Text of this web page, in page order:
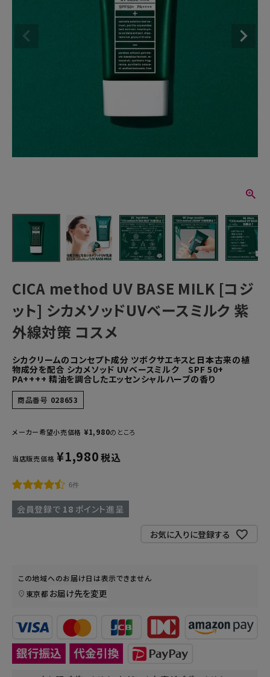
CICA method UV BASE MILK [コジ
ット] シカメソッドUVベースミルク 紫
外線対策 コスメ
シカクリームのコンセプト成分 ツボクサエキスと日本古来の植
物成分を配合 シカメソッド UVベースミルク SPF 50+
PA++++ 精油を調合したエッセンシャルハーブの香り
商品番号 028653
メーカー希望小売価格 ¥1,980のところ
当店販売価格 ¥1,980税込
6件
会員登録で 18 ポイント進呈
お気に入りに登録する
この地域へのお届け日は表示できません
東京都 お届け先を変更